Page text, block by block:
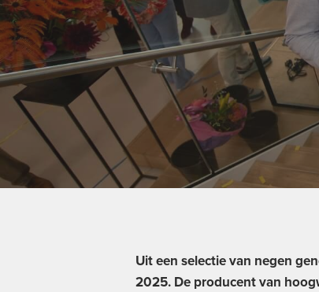
Uit een selectie van negen
2025. De producent van